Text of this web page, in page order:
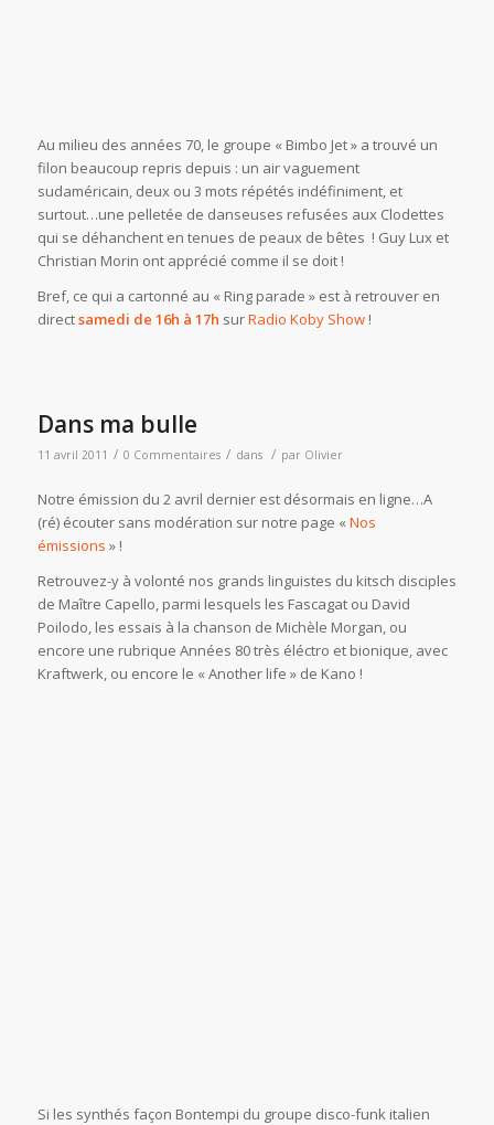
Au milieu des années 70, le groupe « Bimbo Jet » a trouvé un
filon beaucoup repris depuis : un air vaguement
sudaméricain, deux ou 3 mots répétés indéfiniment, et
surtout…une pelletée de danseuses refusées aux Clodettes
qui se déhanchent en tenues de peaux de bêtes ! Guy Lux et
Christian Morin ont apprécié comme il se doit !
Bref, ce qui a cartonné au « Ring parade » est à retrouver en
directsamedi de 16h à 17h surRadio Koby Show!
Dans ma bulle
11 avril 2011 / 0 Commentaires / dans / par Olivier
Notre émission du 2 avril dernier est désormais en ligne…A
(ré) écouter sans modération sur notre page «Nos
émissions » !
Retrouvez-y à volonté nos grands linguistes du kitsch disciples
de Maître Capello, parmi lesquels les Fascagat ou David
Poilodo, les essais à la chanson de Michèle Morgan, ou
encore une rubrique Années 80 très éléctro et bionique, avec
Kraftwerk, ou encore le « Another life » de Kano !
Si les synthés façon Bontempi du groupe disco-funk italien